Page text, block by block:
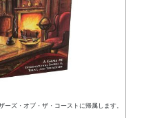
ーズ・オブ・ザ・コーストに帰属します。